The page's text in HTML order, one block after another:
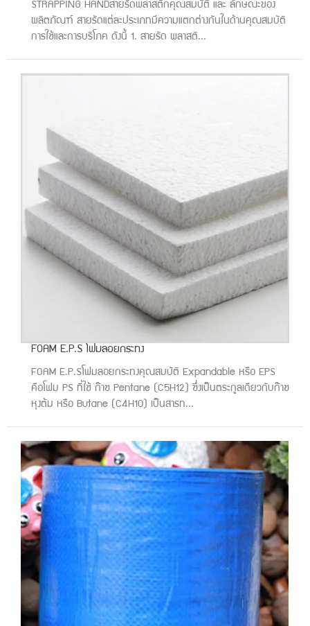
STRAPPING HANDสายรัดพลาสติกคุณสมบัติ และ ลักษณะของ
ผลิตภัณฑ์ สายรัดแต่ละประเภทมีความแตกต่างกันในด้านคุณสมบัติ
การใช้และการบริโภค ดังนี้ 1. สายรัด พลาสติ...
FOAM E.P.S โฟมลอยกระทง
FOAM E.P.Sโฟมลอยกระทงคุณสมบัติ Expandable หรือ EPS
คือโฟม PS ที่ใช้ ก๊าซ Pentane (C5H12) ซึ่งเป็นตระกูลเดียวกับก๊าซ
หุงต้ม หรือ Butane (C4H10) เป็นสารท...